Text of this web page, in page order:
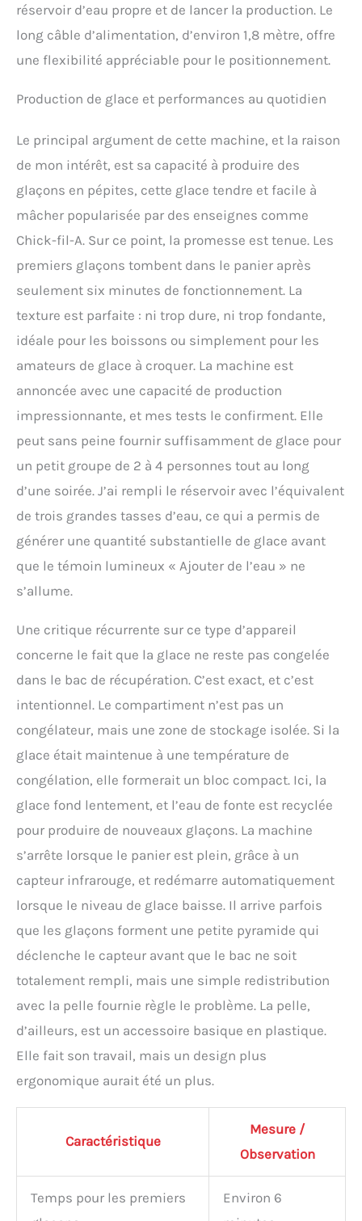
réservoir d’eau propre et de lancer la production. Le
long câble d’alimentation, d’environ 1,8 mètre, offre
une flexibilité appréciable pour le positionnement.
Production de glace et performances au quotidien
Le principal argument de cette machine, et la raison
de mon intérêt, est sa capacité à produire des
glaçons en pépites, cette glace tendre et facile à
mâcher popularisée par des enseignes comme
Chick-fil-A. Sur ce point, la promesse est tenue. Les
premiers glaçons tombent dans le panier après
seulement six minutes de fonctionnement. La
texture est parfaite : ni trop dure, ni trop fondante,
idéale pour les boissons ou simplement pour les
amateurs de glace à croquer. La machine est
annoncée avec une capacité de production
impressionnante, et mes tests le confirment. Elle
peut sans peine fournir suffisamment de glace pour
un petit groupe de 2 à 4 personnes tout au long
d’une soirée. J’ai rempli le réservoir avec l’équivalent
de trois grandes tasses d’eau, ce qui a permis de
générer une quantité substantielle de glace avant
que le témoin lumineux « Ajouter de l’eau » ne
s’allume.
Une critique récurrente sur ce type d’appareil
concerne le fait que la glace ne reste pas congelée
dans le bac de récupération. C’est exact, et c’est
intentionnel. Le compartiment n’est pas un
congélateur, mais une zone de stockage isolée. Si la
glace était maintenue à une température de
congélation, elle formerait un bloc compact. Ici, la
glace fond lentement, et l’eau de fonte est recyclée
pour produire de nouveaux glaçons. La machine
s’arrête lorsque le panier est plein, grâce à un
capteur infrarouge, et redémarre automatiquement
lorsque le niveau de glace baisse. Il arrive parfois
que les glaçons forment une petite pyramide qui
déclenche le capteur avant que le bac ne soit
totalement rempli, mais une simple redistribution
avec la pelle fournie règle le problème. La pelle,
d’ailleurs, est un accessoire basique en plastique.
Elle fait son travail, mais un design plus
ergonomique aurait été un plus.
Caractéristique
Mesure /
Observation
Temps pour les premiers
Environ 6